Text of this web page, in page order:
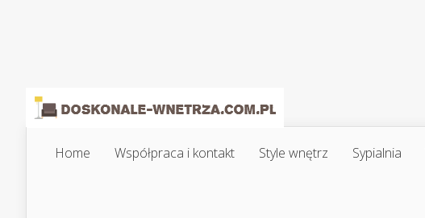
Home Współpraca i kontakt Style wnętrz Sypialnia